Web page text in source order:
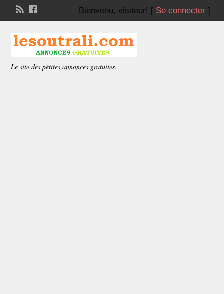
Bienvenu, visiteur! [ Se connecter]
Le site des pétites annonces gratuites.